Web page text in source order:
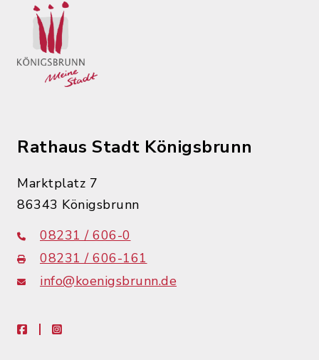
Rathaus Stadt Königsbrunn
Marktplatz 7
86343 Königsbrunn
08231 / 606-0
08231 / 606-161
info@koenigsbrunn.de
facebookinstagram